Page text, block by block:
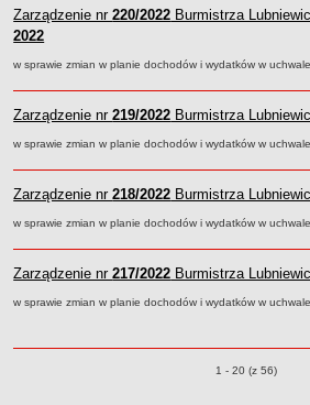
Fundacje i Stowarzyszenia
Pomoc publiczna
Budżet obywatelski
Zamówienia publiczne
Sprzedaż nieruchomości
PRAWO LOKALNE
Zarządzenie nr220/2022 Burmistrza
2022
w sprawie zmian w planie dochodów i wydatków w
Zarządzenie nr219/2022 Burmistrza
w sprawie zmian w planie dochodów i wydatków w
Zarządzenie nr218/2022 Burmistrza
w sprawie zmian w planie dochodów i wydatków w
Zarządzenie nr217/2022 Burmistrza
w sprawie zmian w planie dochodów i wydatków w
Zarządzenia o
1 - 20 (z 56)